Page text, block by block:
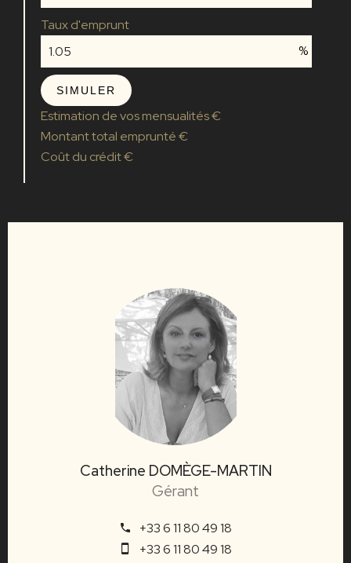
Taux d'emprunt
%
SIMULER
Estimation de vos mensualités€
Montant total emprunté€
Coût du crédit€
Catherine DOMÈGE-MARTIN
Gérant
+33 6 11 80 49 18
+33 6 11 80 49 18